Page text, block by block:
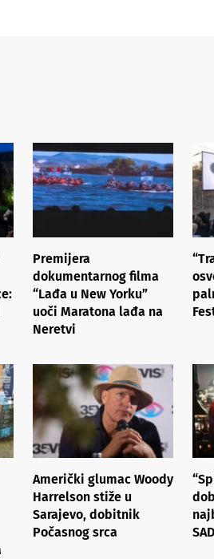
Premijera
dokumentarnog filma
“Lađa u New Yorku”
uoči Maratona lađa na
Neretvi
Američki glumac Woody
Harrelson stiže u
Sarajevo, dobitnik
Počasnog srca